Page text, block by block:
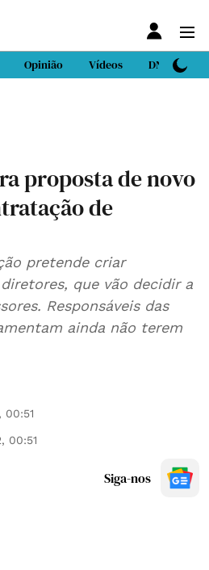
Opinião Vídeos DN Sport
proposta de novo
de
pretende criar
que vão decidir a
Responsáveis das
ainda não terem
00:51
00:51
Siga-nos